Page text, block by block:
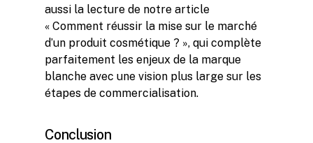
aussi la lecture de notre article
« Comment réussir la mise sur le marché
d’un produit cosmétique ? », qui complète
parfaitement les enjeux de la marque
blanche avec une vision plus large sur les
étapes de commercialisation.
Conclusion